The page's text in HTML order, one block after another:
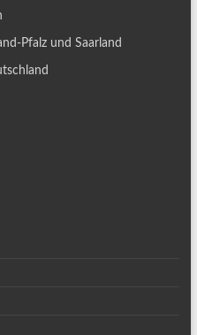
Pfalz und Saarland